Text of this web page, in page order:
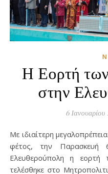
Η Εορτή
στην
6 Ιανουαρίου
Με ιδιαίτερη μεγαλοπρέπεια και κατάνυξη εορτάσθηκε και
φέτος, την Παρασκευή
Ελευθερούπολη η
τελέσθηκε στο